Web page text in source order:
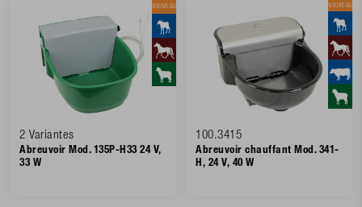
NOUVEAU
2 Variantes
Abreuvoir Mod. 135P-H33 24 V,
33 W
NOUVEAU
100.3415
Abreuvoir chauffant Mod. 341-
H, 24 V, 40 W